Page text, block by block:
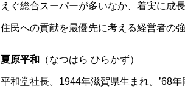
えぐ総合スーパーが多いなか、着実に成
住民への貢献を最優先に考える経営者の
夏原平和 （なつはら ひらかず）
平和堂社長。1944年滋賀県生まれ。’68